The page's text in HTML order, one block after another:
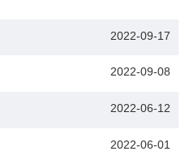
2022-09-17
2022-09-08
2022-06-12
2022-06-01